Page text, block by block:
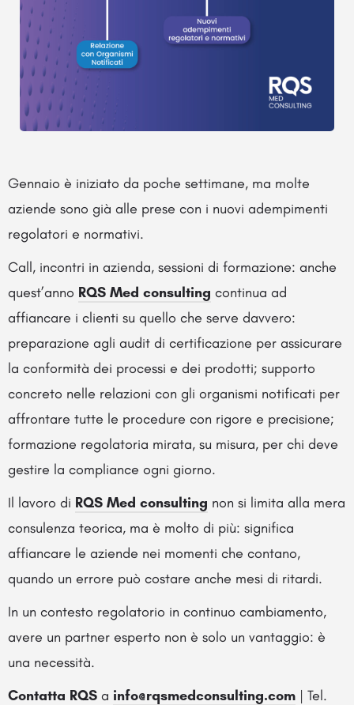
Gennaio è iniziato da poche settimane, ma molte
aziende sono già alle prese con i nuovi adempimenti
regolatori e normativi.
Call, incontri in azienda, sessioni di formazione: anche
quest’anno RQS Med consulting continua ad
affiancare i clienti su quello che serve davvero:
preparazione agli audit di certificazione per assicurare
la conformità dei processi e dei prodotti; supporto
concreto nelle relazioni con gli organismi notificati per
affrontare tutte le procedure con rigore e precisione;
formazione regolatoria mirata, su misura, per chi deve
gestire la compliance ogni giorno.
Il lavoro di RQS Med consulting non si limita alla mera
consulenza teorica, ma è molto di più: significa
affiancare le aziende nei momenti che contano,
quando un errore può costare anche mesi di ritardi.
In un contesto regolatorio in continuo cambiamento,
avere un partner esperto non è solo un vantaggio: è
una necessità.
Contatta RQS a info@rqsmedconsulting.com | Tel.